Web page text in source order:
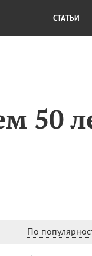
50
По
СТАТЬИ